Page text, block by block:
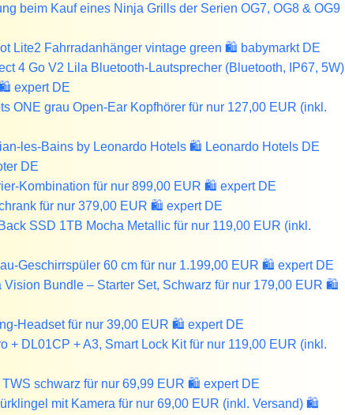
beim Kauf eines Ninja Grills der Serien OG7, OG8 & OG9
Lite2 Fahrradanhänger vintage green 🛍️ babymarkt DE
4 Go V2 Lila Bluetooth-Lautsprecher (Bluetooth, IP67, 5W)
expert DE
ONE grau Open-Ear Kopfhörer für nur 127,00 EUR (inkl.
les-Bains by Leonardo Hotels 🛍️ Leonardo Hotels DE
DE
Kombination für nur 899,00 EUR 🛍️ expert DE
für nur 379,00 EUR 🛍️ expert DE
SSD 1TB Mocha Metallic für nur 119,00 EUR (inkl.
Geschirrspüler 60 cm für nur 1.199,00 EUR 🛍️ expert DE
Bundle – Starter Set, Schwarz für nur 179,00 EUR 🛍️
Headset für nur 39,00 EUR 🛍️ expert DE
+ DL01CP + A3, Smart Lock Kit für nur 119,00 EUR (inkl.
schwarz für nur 69,99 EUR 🛍️ expert DE
mit Kamera für nur 69,00 EUR (inkl. Versand) 🛍️